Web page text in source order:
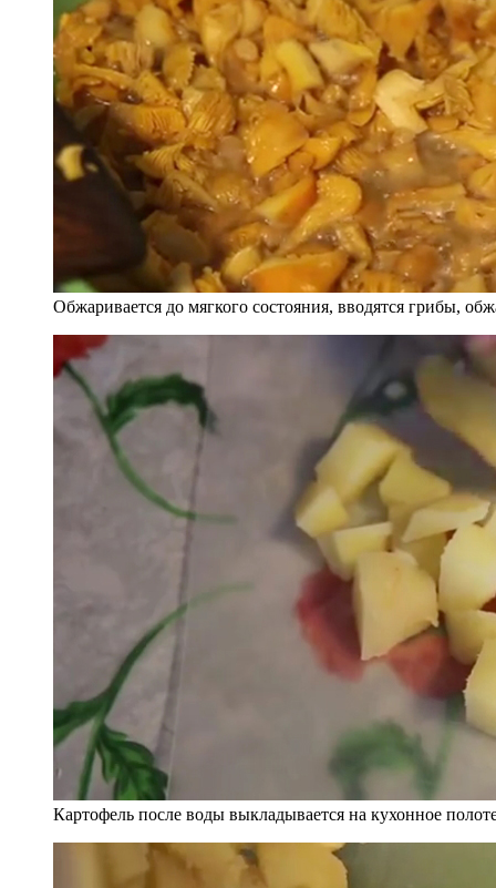
Обжаривается до мягкого состояния, вводятся грибы,
Картофель после воды выкладывается на кухонное